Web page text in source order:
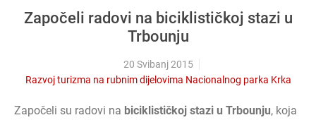
Započeli radovi na biciklističkoj stazi u
Trbounju
20 Svibanj 2015
Razvoj turizma na rubnim dijelovima Nacionalnog parka Krka
Započeli su radovi na biciklističkoj stazi u Trbounju, koja